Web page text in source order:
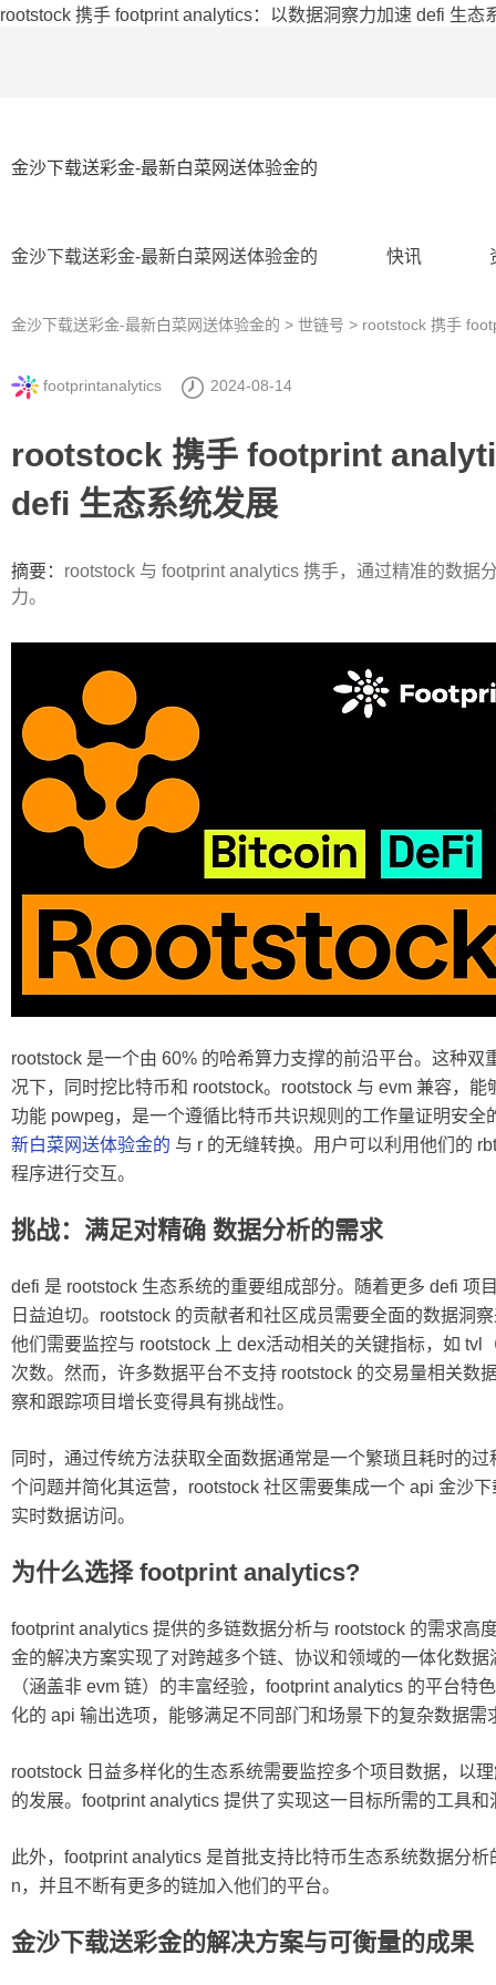
rootstock 携手 footprint analytics：以数据洞察力加速 defi 生态
金沙下载送彩金-最新白菜网送体验金的
金沙下载送彩金-最新白菜网送体验金的 快讯
金沙下载送彩金-最新白菜网送体验金的 > 世链号 > rootstock 携手
footprintanalytics 2024-08-14
rootstock 携手 footprint
defi 生态系统发展
摘要： rootstock 与 footprint analytics 携手，通过精准的数据
力。
rootstock 是一个由 60% 的哈希算力支撑的前沿平台。这种
况下，同时挖比特币和 rootstock。rootstock 与 evm 兼容，
功能 powpeg，是一个遵循比特币共识规则的工作量证明安
新白菜网送体验金的 与 r 的无缝转换。用户可以利用他们的
程序进行交互。
挑战：满足对精确 数据分析的需求
defi 是 rootstock 生态系统的重要组成部分。随着更多 defi 项
日益迫切。rootstock 的贡献者和社区成员需要全面的数据洞
他们需要监控与 rootstock 上 dex活动相关的关键指标，如 tvl
次数。然而，许多数据平台不支持 rootstock 的交易量相关数
察和跟踪项目增长变得具有挑战性。
同时，通过传统方法获取全面数据通常是一个繁琐且耗时的
个问题并简化其运营，rootstock 社区需要集成一个 api 金沙
实时数据访问。
为什么选择 footprint analytics?
footprint analytics 提供的多链数据分析与 rootstock 的需求高
金的解决方案实现了对跨越多个链、协议和领域的一体化数
（涵盖非 evm 链）的丰富经验，footprint analytics 的平台特
化的 api 输出选项，能够满足不同部门和场景下的复杂数据需
rootstock 日益多样化的生态系统需要监控多个项目数据，以
的发展。footprint analytics 提供了实现这一目标所需的工具
此外，footprint analytics 是首批支持比特币生态系统数据分
n，并且不断有更多的链加入他们的平台。
金沙下载送彩金的解决方案与可衡量的成果